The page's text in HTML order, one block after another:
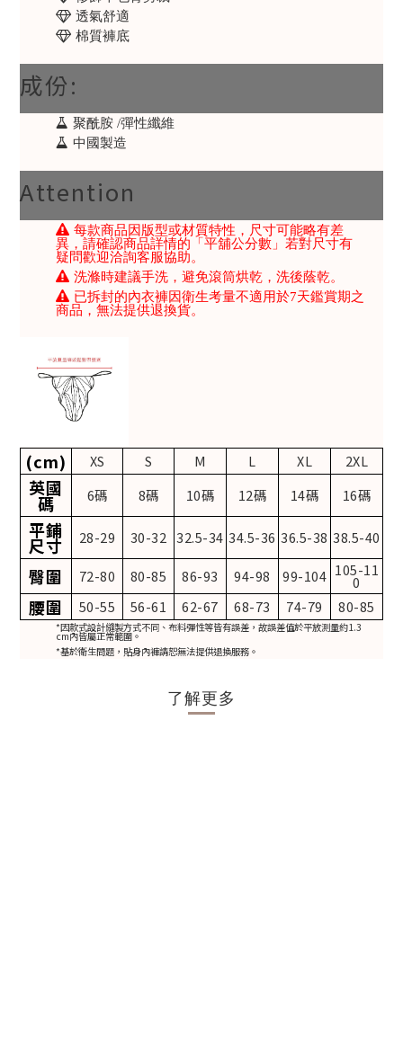
透氣舒適
棉質褲底
成份:
聚酰胺 /彈性纖維
中國製造
Attention
每款商品因版型或材質特性，尺寸可能略有差
異，請確認商品詳情的「平舖公分數」若對尺寸有
疑問歡迎洽詢客服協助。
洗滌時建議手洗，避免滾筒烘乾，洗後蔭乾。
已拆封的內衣褲因衛生考量不適用於7天鑑賞期之
商品，無法提供退換貨。
(cm) XS S M L XL 2XL
英國
碼 6碼 8碼 10碼 12碼 14碼 16碼
平鋪
尺寸 28-29 30-32 32.5-34 34.5-36 36.5-38 38.5-40
臀圍 72-80 80-85 86-93 94-98 99-104 105-11
0
腰圍 50-55 56-61 62-67 68-73 74-79 80-85
*因款式設計縫製方式不同、布料彈性等皆有誤差，故誤差值於平放測量約1.3
cm內皆屬正常範圍。
*基於衛生問題，貼身內褲請恕無法提供退換服務。
了解更多